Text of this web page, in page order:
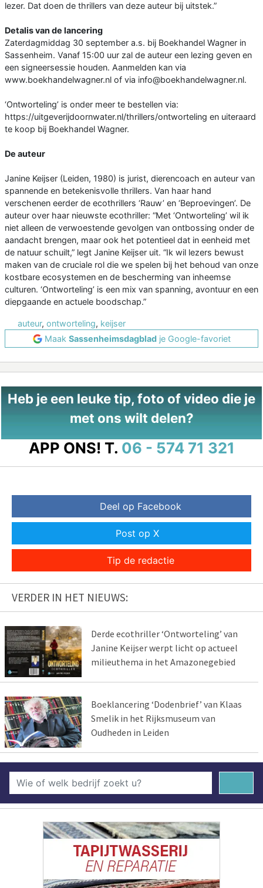
lezer. Dat doen de thrillers van deze auteur bij uitstek.”
Detalis van de lancering
Zaterdagmiddag 30 september a.s. bij Boekhandel Wagner in
Sassenheim. Vanaf 15:00 uur zal de auteur een lezing geven en
een signeersessie houden. Aanmelden kan via
www.boekhandelwagner.nl of via info@boekhandelwagner.nl.
‘Ontworteling’ is onder meer te bestellen via:
https://uitgeverijdoornwater.nl/thrillers/ontworteling en uiteraard
te koop bij Boekhandel Wagner.
De auteur
Janine Keijser (Leiden, 1980) is jurist, dierencoach en auteur van
spannende en betekenisvolle thrillers. Van haar hand
verschenen eerder de ecothrillers ‘Rauw’ en ‘Beproevingen’. De
auteur over haar nieuwste ecothriller: “Met ‘Ontworteling’ wil ik
niet alleen de verwoestende gevolgen van ontbossing onder de
aandacht brengen, maar ook het potentieel dat in eenheid met
de natuur schuilt,” legt Janine Keijser uit. “Ik wil lezers bewust
maken van de cruciale rol die we spelen bij het behoud van onze
kostbare ecosystemen en de bescherming van inheemse
culturen. ‘Ontworteling’ is een mix van spanning, avontuur en een
diepgaande en actuele boodschap.”
auteur, ontworteling, keijser
Maak Sassenheimsdagbladje Google-favoriet
Heb je een leuke tip, foto of video die je
met ons wilt delen?
APP ONS! T. 06 - 574 71 321
Deel op Facebook
Post op X
Tip de redactie
VERDER IN HET NIEUWS:
Derde ecothriller ‘Ontworteling’ van
Janine Keijser werpt licht op actueel
milieuthema in het Amazonegebied
Boeklancering ‘Dodenbrief’ van Klaas
Smelik in het Rijksmuseum van
Oudheden in Leiden